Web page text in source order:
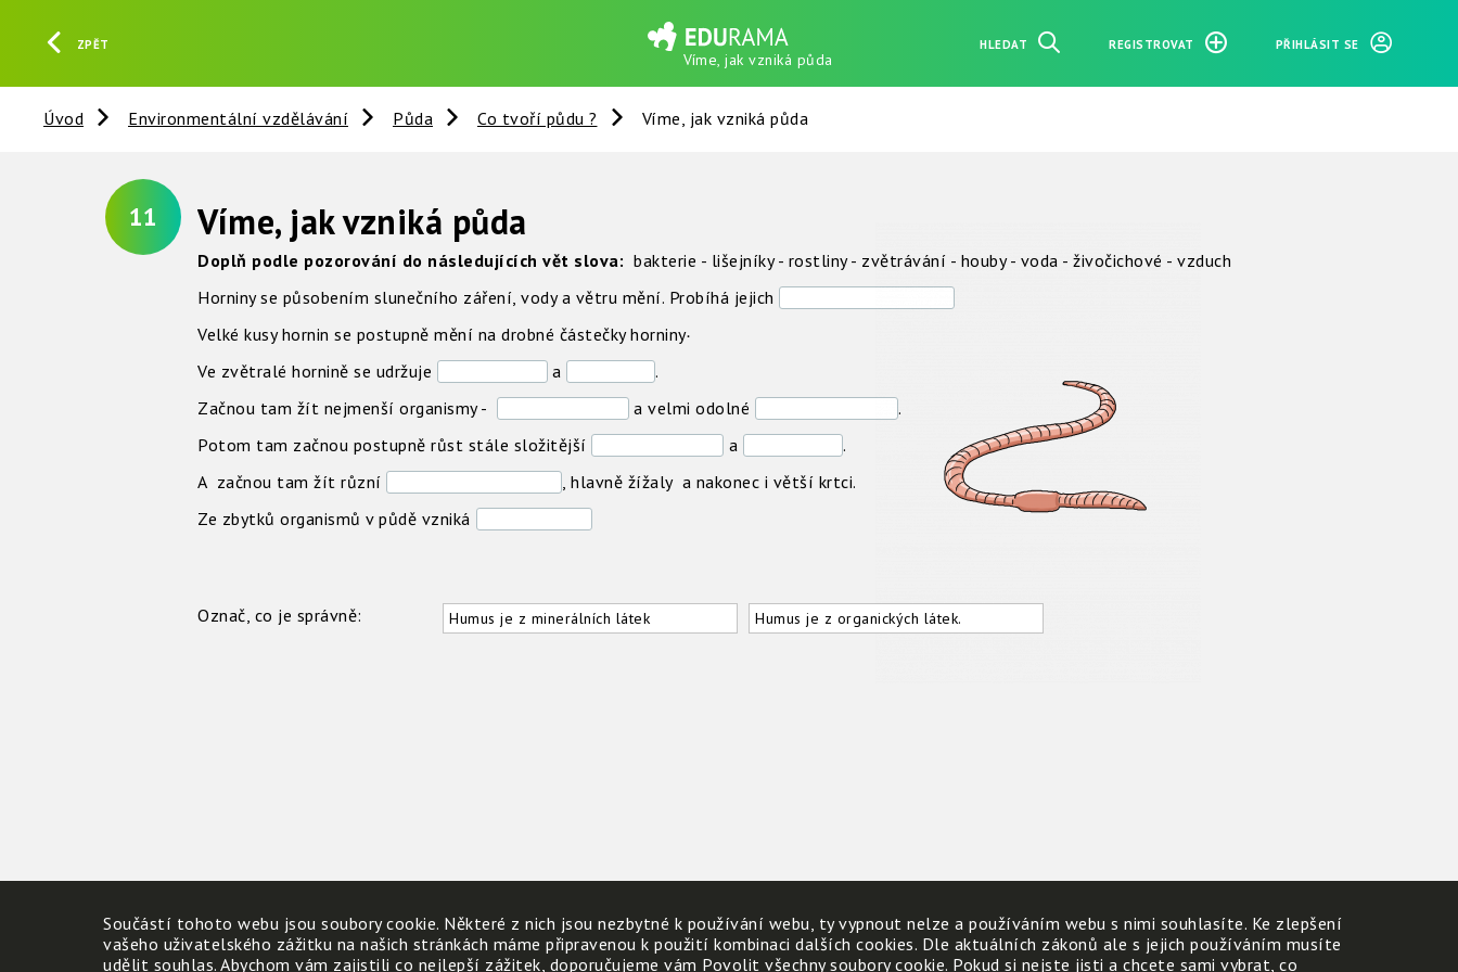
ZPĚT
Víme, jak vzniká půda
HLEDAT REGISTROVAT PŘIHLÁSIT SE
Úvod Environmentální vzdělávání Půda Co tvoří půdu ? Víme, jak vzniká půda
11 Víme, jak vzniká půda
Doplň podle pozorování do následujících vět slova: bakterie - lišejníky - rostliny - zvětrávání - houby - voda - živočichové - vzduch
Horniny se působením slunečního záření, vody a větru mění. Probíhá jejich
Velké kusy hornin se postupně mění na drobné částečky horniny.
Ve zvětralé hornině se udržuje
a
.
Začnou tam žít nejmenší organismy -
a velmi odolné
.
Potom tam začnou postupně růst stále složitější a
.
A začnou tam žít různí
, hlavně žížaly a nakonec i větší krtci.
Označ, co je správně: Humus je z minerálních látek Humus je z organických látek.
Ze zbytků organismů v půdě vzniká
Součástí tohoto webu jsou soubory cookie. Některé z nich jsou nezbytné k používání webu, ty vypnout nelze a používáním webu s nimi souhlasíte. Ke zlepšení
vašeho uživatelského zážitku na našich stránkách máme připravenou k použití kombinaci dalších cookies. Dle aktuálních zákonů ale s jejich používáním musíte
udělit souhlas. Abychom vám zajistili co nejlepší zážitek, doporučujeme vám Povolit všechny soubory cookie. Pokud si nejste jisti a chcete sami vybrat, co